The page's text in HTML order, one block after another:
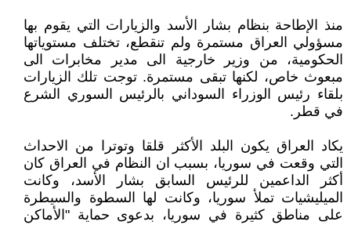
منذ الإطاحة بنظام بشار الأسد والزيارات التي يقوم بها
مسؤولي العراق مستمرة ولم تنقطع، تختلف مستوياتها
الحكومية، من وزير خارجية الى مدير مخابرات الى
مبعوث خاص، لكنها تبقى مستمرة. توجت تلك الزيارات
بلقاء رئيس الوزراء السوداني بالرئيس السوري الشرع
في قطر.
يكاد العراق يكون البلد الأكثر قلقا وتوترا من الاحداث
التي وقعت في سوريا، بسبب ان النظام في العراق كان
أكثر الداعمين للرئيس السابق بشار الأسد، وكانت
الميليشيات تملأ سوريا، وكانت لها السطوة والسيطرة
على مناطق كثيرة في سوريا، بدعوى حماية "الأماكن